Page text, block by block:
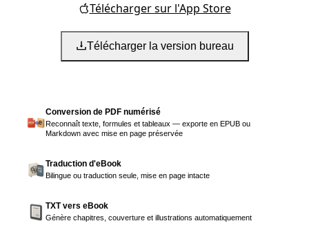
Télécharger sur l'App Store
Télécharger la version bureau
Conversion de PDF numérisé
Reconnaît texte, formules et tableaux — exporte en EPUB ou
Markdown avec mise en page préservée
Traduction d'eBook
Bilingue ou traduction seule, mise en page intacte
TXT vers eBook
Génère chapitres, couverture et illustrations automatiquement